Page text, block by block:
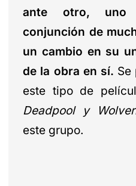
ante otro, uno
conjunción de
un cambio en su
de la obra en sí. Se
este tipo de
Deadpool y
este grupo.